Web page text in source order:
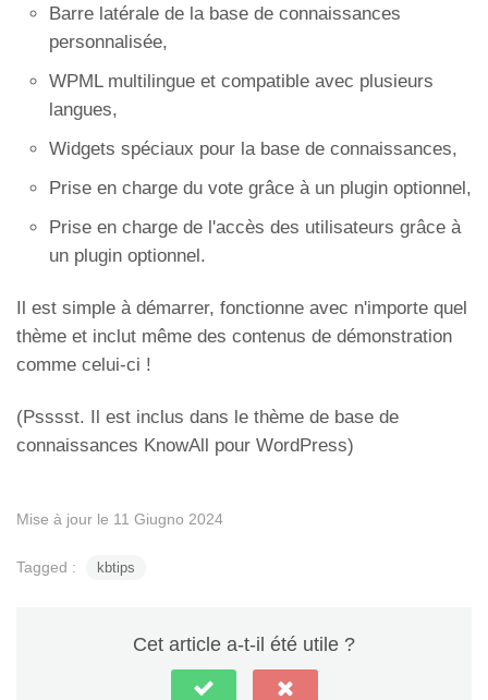
Barre latérale de la base de connaissances
personnalisée,
WPML multilingue et compatible avec plusieurs
langues,
Widgets spéciaux pour la base de connaissances,
Prise en charge du vote grâce à un plugin optionnel,
Prise en charge de l'accès des utilisateurs grâce à
un plugin optionnel.
Il est simple à démarrer, fonctionne avec n'importe quel
thème et inclut même des contenus de démonstration
comme celui-ci !
(Psssst. Il est inclus dans le thème de base de
connaissances KnowAll pour WordPress)
Mise à jour le 11 Giugno 2024
Tagged : kbtips
Cet article a-t-il été utile ?